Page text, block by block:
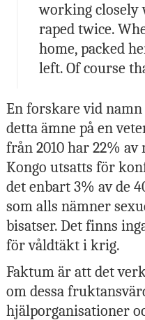
working closely
raped twice.
home, packed
left. Of course
En forskare vid
detta ämne på en
från 2010 har 22%
Kongo utsatts för
det enbart 3% av de
som alls nämner
bisatser. Det finns
för våldtäkt i krig.
Faktum är att det
om dessa
hjälporganisationer